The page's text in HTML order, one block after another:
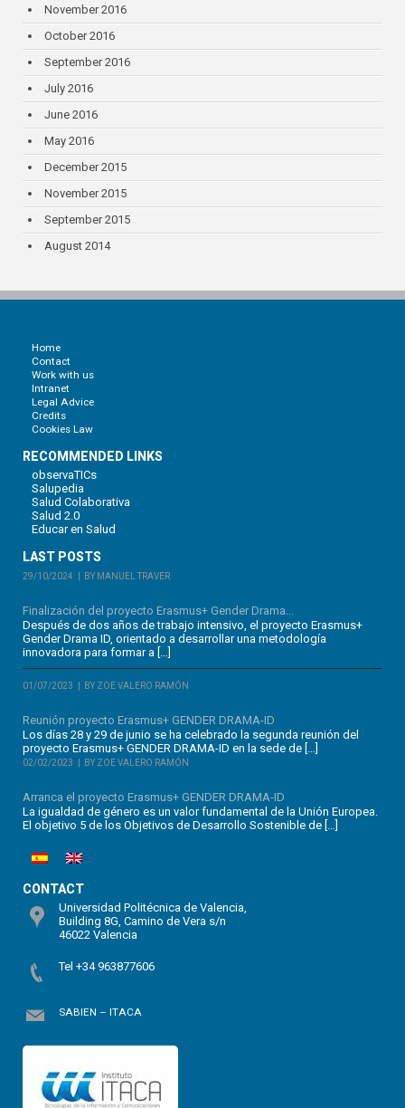
November 2016
October 2016
September 2016
July 2016
June 2016
May 2016
December 2015
November 2015
September 2015
August 2014
Home
Contact
Work with us
Intranet
Legal Advice
Credits
Cookies Law
RECOMMENDED LINKS
observaTICs
Salupedia
Salud Colaborativa
Salud 2.0
Educar en Salud
LAST POSTS
29/10/2024 BY MANUEL TRAVER
Finalización del proyecto Erasmus+ Gender Drama...
Después de dos años de trabajo intensivo, el proyecto Erasmus+
Gender Drama ID, orientado a desarrollar una metodología
innovadora para formar a […]
01/07/2023 BY ZOE VALERO RAMÓN
Reunión proyecto Erasmus+ GENDER DRAMA-ID
Los días 28 y 29 de junio se ha celebrado la segunda reunión del
proyecto Erasmus+ GENDER DRAMA-ID en la sede de […]
02/02/2023 BY ZOE VALERO RAMÓN
Arranca el proyecto Erasmus+ GENDER DRAMA-ID
La igualdad de género es un valor fundamental de la Unión Europea.
El objetivo 5 de los Objetivos de Desarrollo Sostenible de […]
CONTACT
Universidad Politécnica de Valencia,
Building 8G, Camino de Vera s/n
46022 Valencia
Tel +34 963877606
SABIEN – ITACA